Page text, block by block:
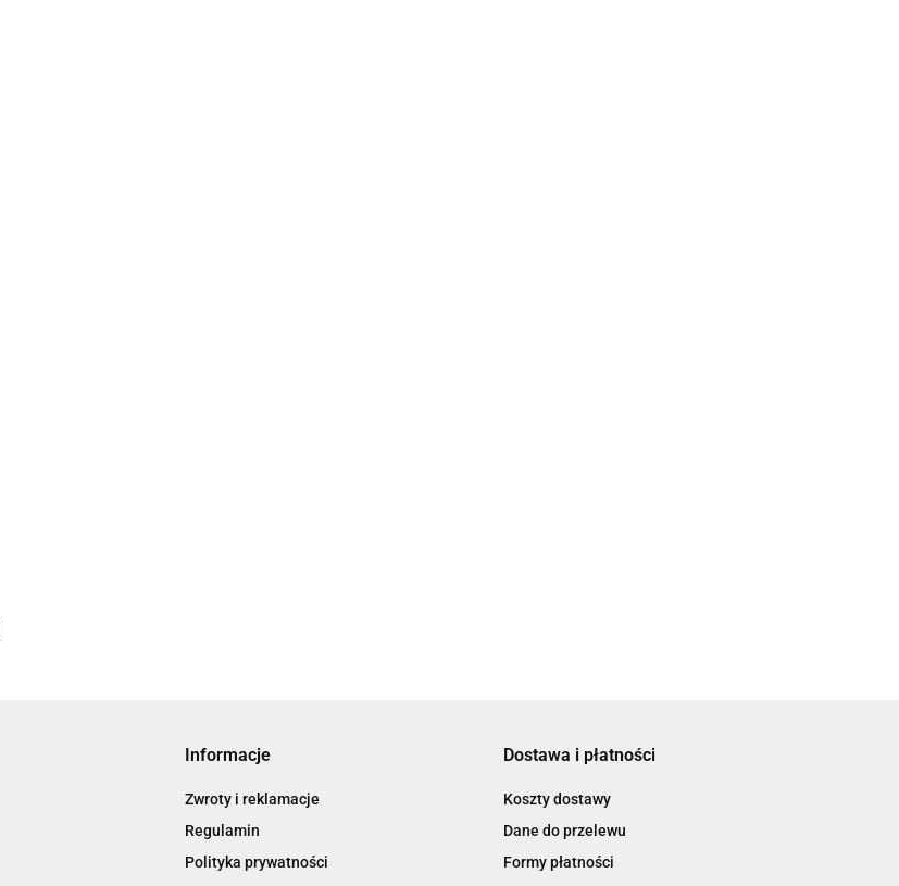
Informacje
Zwroty i reklamacje
Regulamin
Polityka prywatności
Dostawa i płatności
Koszty dostawy
Dane do przelewu
Formy płatności